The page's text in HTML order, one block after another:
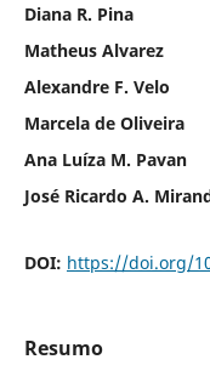
Diana R. Pina
Matheus Alvarez
Alexandre F. Velo
Marcela de Oliveira
Ana Luíza M. Pavan
José Ricardo A.
DOI: https://doi.org/
Resumo